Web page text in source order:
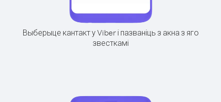
Выберыце кантакт у Viber і пазваніць з акна з яго
звесткамі